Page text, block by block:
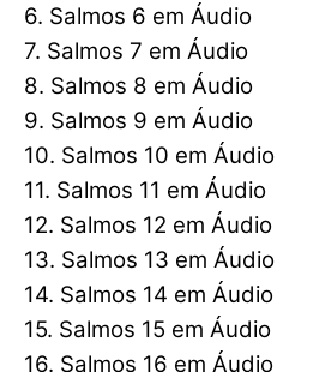
6. Salmos 6 em Áudio
7. Salmos 7 em Áudio
8. Salmos 8 em Áudio
9. Salmos 9 em Áudio
10. Salmos 10 em Áudio
11. Salmos 11 em Áudio
12. Salmos 12 em Áudio
13. Salmos 13 em Áudio
14. Salmos 14 em Áudio
15. Salmos 15 em Áudio
16. Salmos 16 em Áudio